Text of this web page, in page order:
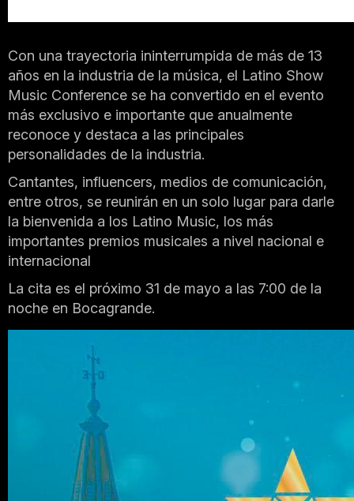
Con una trayectoria ininterrumpida de más de 13
años en la industria de la música, el Latino Show
Music Conference se ha convertido en el evento
más exclusivo e importante que anualmente
reconoce y destaca a las principales
personalidades de la industria.
Cantantes, influencers, medios de comunicación,
entre otros, se reunirán en un solo lugar para darle
la bienvenida a los Latino Music, los más
importantes premios musicales a nivel nacional e
internacional
La cita es el próximo 31 de mayo a las 7:00 de la
noche en Bocagrande.